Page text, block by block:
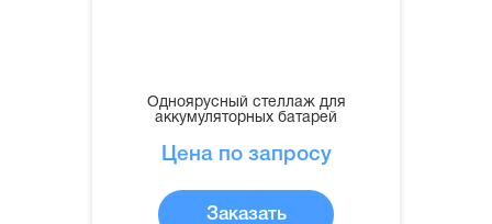
Одноярусный стеллаж для
аккумуляторных батарей
Цена по запросу
Заказать